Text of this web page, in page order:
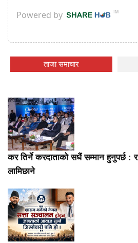
ताजा समाचार
कर तिर्ने करदाताको सधैं सम्मान हुनुपर्छ :
लामिछाने